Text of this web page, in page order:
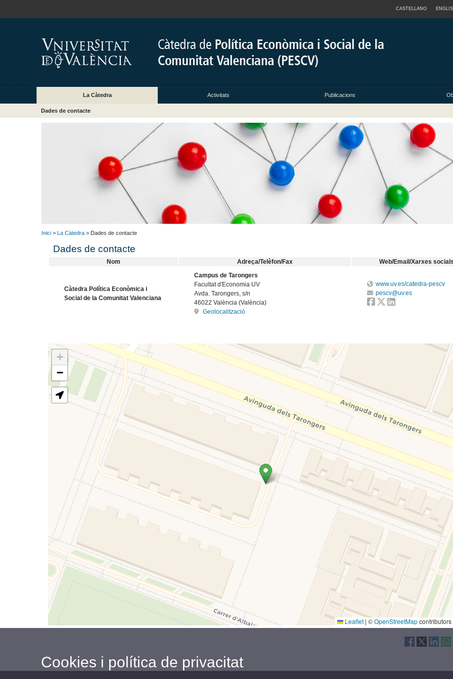
CASTELLANO
La Càtedra Activitats Publicacions
Dades de contacte
Inici > La Càtedra > Dades de contacte
Dades de contacte
Nom Adreça/Telèfon/Fax Web/Email/Xarxes
Càtedra Política Econòmica i
Social de la Comunitat Valenciana
Campus de Tarongers
Facultat d'Economia UV
Avda. Tarongers, s/n
46022 València (València)
Geolocalització
www.uv.es/catedra-pescv
pescv@uv.es
+
−
Leaflet | ©OpenStreetMap
Cookies i política de privacitat